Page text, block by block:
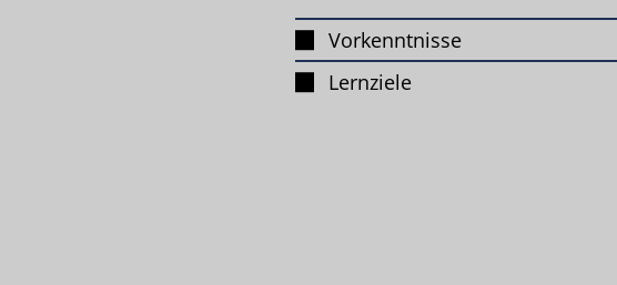
Vorkenntnisse
Lernziele